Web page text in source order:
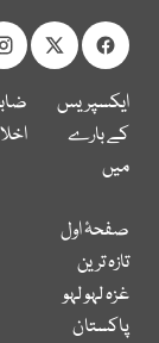
ایکسپریس
کے بارے
میں
صفحۂ اول
تازہ ترین
غزہ لہو لہو
پاکستان